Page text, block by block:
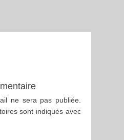
ne sera pas publiée.
sont indiqués avec